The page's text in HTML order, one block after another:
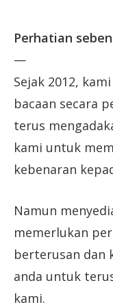
Perhatian
—
Sejak 2012,
bacaan secara
terus
kami untuk
kebenaran
Namun
memerlukan
berterusan dan
anda untuk
kami.